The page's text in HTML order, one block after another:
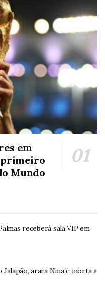
em
primeiro
Mundo
receberá sala VIP em
Jalapão, arara Nina é morta a